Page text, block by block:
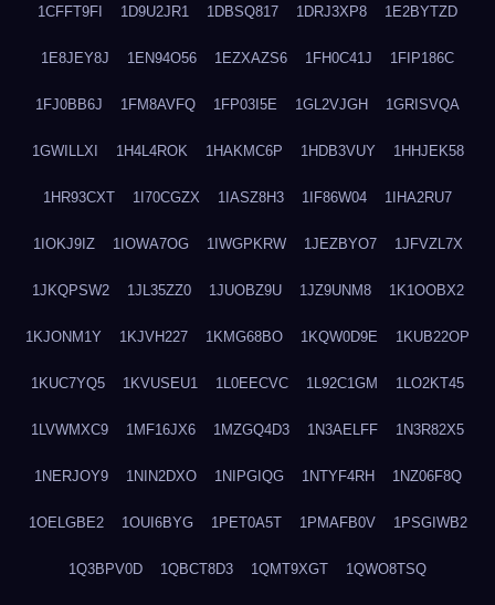
1CFFT9FI 1D9U2JR1 1DBSQ817 1DRJ3XP8 1E2BYTZD
1E8JEY8J 1EN94O56 1EZXAZS6 1FH0C41J 1FIP186C
1FJ0BB6J 1FM8AVFQ 1FP03I5E 1GL2VJGH 1GRISVQA
1GWILLXI 1H4L4ROK 1HAKMC6P 1HDB3VUY 1HHJEK58
1HR93CXT 1I70CGZX 1IASZ8H3 1IF86W04 1IHA2RU7
1IOKJ9IZ 1IOWA7OG 1IWGPKRW 1JEZBYO7 1JFVZL7X
1JKQPSW2 1JL35ZZ0 1JUOBZ9U 1JZ9UNM8 1K1OOBX2
1KJONM1Y 1KJVH227 1KMG68BO 1KQW0D9E 1KUB22OP
1KUC7YQ5 1KVUSEU1 1L0EECVC 1L92C1GM 1LO2KT45
1LVWMXC9 1MF16JX6 1MZGQ4D3 1N3AELFF 1N3R82X5
1NERJOY9 1NIN2DXO 1NIPGIQG 1NTYF4RH 1NZ06F8Q
1OELGBE2 1OUI6BYG 1PET0A5T 1PMAFB0V 1PSGIWB2
1Q3BPV0D 1QBCT8D3 1QMT9XGT 1QWO8TSQ